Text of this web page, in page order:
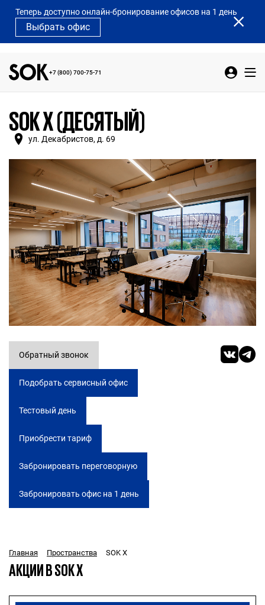
Теперь доступно онлайн-бронирование офисов на 1 день
Выбрать офис
+7 (800) 700-75-71
SOK X (ДЕСЯТЫЙ)
ул. Декабристов, д. 69
Обратный звонок
Подобрать сервисный офис
Тестовый день
Приобрести тариф
Забронировать переговорную
Забронировать офис на 1 день
Главная Пространства SOK Х
АКЦИИ В SOK X